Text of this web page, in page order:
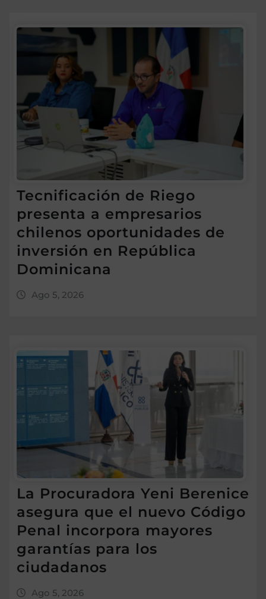
Tecnificación de Riego
presenta a empresarios
chilenos oportunidades de
inversión en República
Dominicana
Ago 5, 2026
La Procuradora Yeni Berenice
asegura que el nuevo Código
Penal incorpora mayores
garantías para los
ciudadanos
Ago 5, 2026